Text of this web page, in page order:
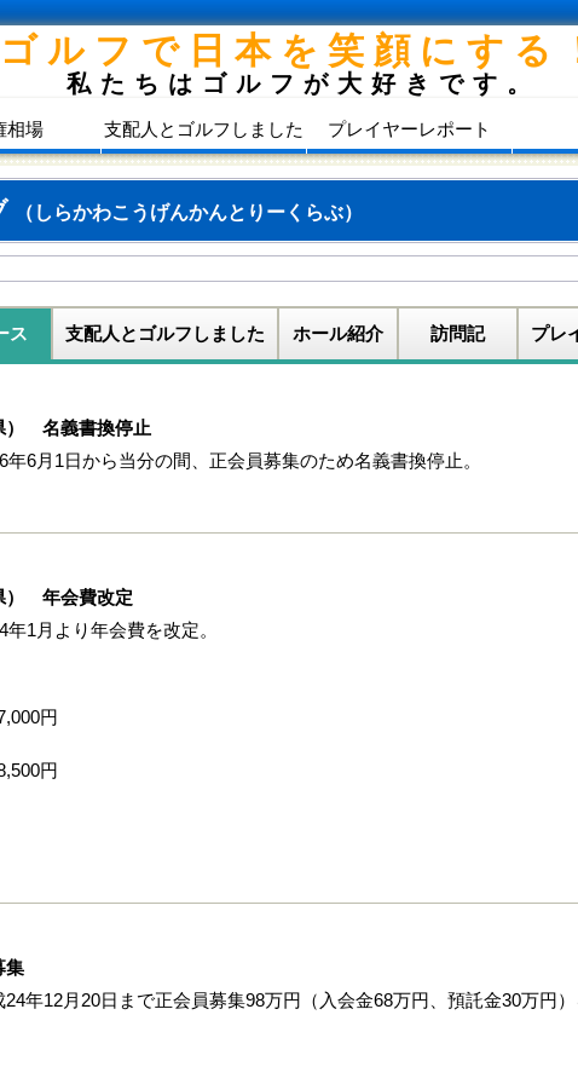
ゴルフで日本を笑顔にする
私たちはゴルフが大好きです。
相場 支配人とゴルフしました プレイヤーレポート
（しらかわこうげんかんとりーくらぶ）
ス 支配人とゴルフしました ホール紹介 訪問記 プレ
） 名義書換停止
6月1日から当分の間、正会員募集のため名義書換停止。
） 年会費改定
1月より年会費を改定。
円
円
集
年12月20日まで正会員募集98万円（入会金68万円、預託金30万円